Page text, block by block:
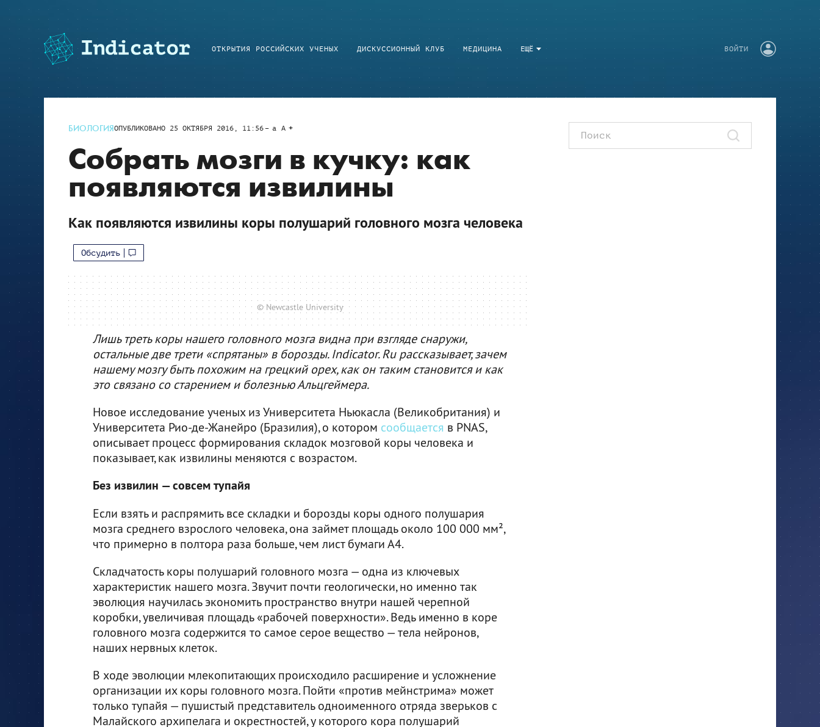
ЕЩЁ
ОТКРЫТИЯ РОССИЙСКИХ УЧЕНЫХ ДИСКУССИОННЫЙ КЛУБ МЕДИЦИНА ВОЙТИ
БИОЛОГИЯОПУБЛИКОВАНО 25 ОКТЯБРЯ 2016, 11:56 a A
Собрать мозги в кучку: как
появляются извилины
Как появляются извилины коры полушарий головного мозга человека
Обсудить
© Newcastle University
Лишь треть коры нашего головного мозга видна при взгляде снаружи,
остальные две трети «спрятаны» в борозды. Indicator. Ru рассказывает, зачем
нашему мозгу быть похожим на грецкий орех, как он таким становится и как
это связано со старением и болезнью Альцгеймера.
Новое исследование ученых из Университета Ньюкасла (Великобритания) и
Университета Рио-де-Жанейро (Бразилия), о котором сообщается в PNAS,
описывает процесс формирования складок мозговой коры человека и
показывает, как извилины меняются с возрастом.
Без извилин — совсем тупайя
Если взять и распрямить все складки и борозды коры одного полушария
мозга среднего взрослого человека, она займет площадь около 100 000 мм²,
что примерно в полтора раза больше, чем лист бумаги А4.
Складчатость коры полушарий головного мозга — одна из ключевых
характеристик нашего мозга. Звучит почти геологически, но именно так
эволюция научилась экономить пространство внутри нашей черепной
коробки, увеличивая площадь «рабочей поверхности». Ведь именно в коре
головного мозга содержится то самое серое вещество — тела нейронов,
наших нервных клеток.
В ходе эволюции млекопитающих происходило расширение и усложнение
организации их коры головного мозга. Пойти «против мейнстрима» может
только тупайя — пушистый представитель одноименного отряда зверьков с
Малайского архипелага и окрестностей, у которого кора полушарий